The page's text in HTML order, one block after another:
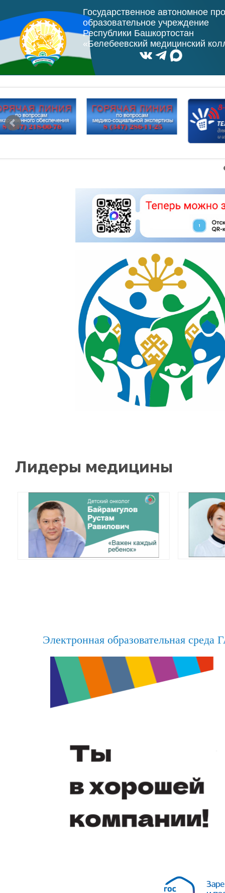
Государственное автономное
образовательное учреждение
Республики Башкортостан
«Белебеевский медицинский
Электронная образовательная